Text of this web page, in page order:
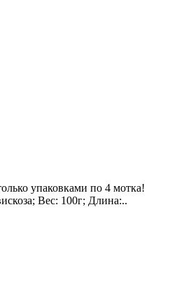
упаковками по 4 мотка!
Вес: 100г; Длина:..